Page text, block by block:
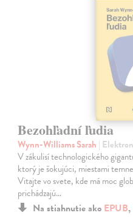
Bezohľadní ľudia
Wynn-Williams Sarah |
V zákulisí technologického
ktorý je šokujúci, miestami
Vitajte vo svete, kde má moc
prichádzajú…
Na stiahnutie ako EPUB,